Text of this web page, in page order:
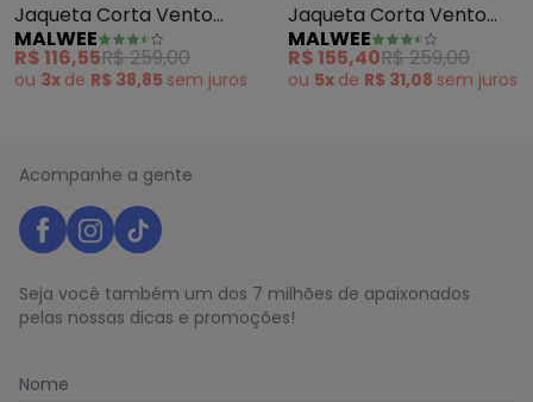
Jaqueta Corta Vento
Active (Caramelo)
MALWEE
R$ 116,55R$ 259,00
ou 3x de R$ 38,85 sem juros
Jaqueta Corta Vento
Active (Azul Pastel)
MALWEE
R$ 155,40R$ 259,00
ou 5x de R$ 31,08 sem juros
Acompanhe a gente
Seja você também um dos 7 milhões de apaixonados
pelas nossas dicas e promoções!
Nome